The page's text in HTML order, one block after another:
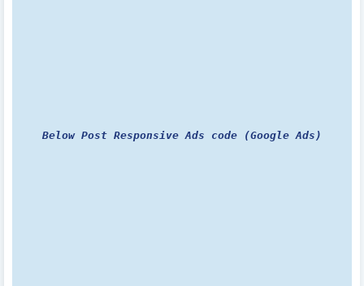
Below Post Responsive Ads code (Google Ads)